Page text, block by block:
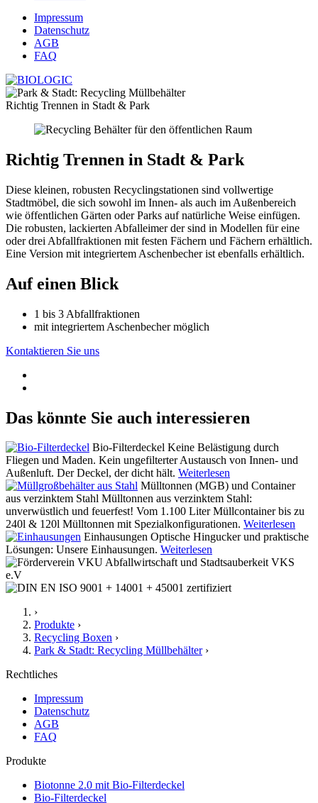
Impressum
Datenschutz
AGB
FAQ
Richtig Trennen in Stadt & Park
Richtig Trennen in Stadt & Park
Diese kleinen, robusten Recyclingstationen sind vollwertige
Stadtmöbel, die sich sowohl im Innen- als auch im Außenbereich
wie öffentlichen Gärten oder Parks auf natürliche Weise einfügen.
Die robusten, lackierten Abfalleimer der sind in Modellen für eine
oder drei Abfallfraktionen mit festen Fächern und Fächern erhältlich.
Eine Version mit integriertem Aschenbecher ist ebenfalls erhältlich.
Auf einen Blick
1 bis 3 Abfallfraktionen
mit integriertem Aschenbecher möglich
Kontaktieren Sie uns
Das könnte Sie auch interessieren
Bio-Filterdeckel Keine Belästigung durch
Fliegen und Maden. Kein ungefilterter Austausch von Innen- und
Außenluft. Der Deckel, der dicht hält. Weiterlesen
Mülltonnen (MGB) und Container
aus verzinktem Stahl Mülltonnen aus verzinktem Stahl:
unverwüstlich und feuerfest! Vom 1.100 Liter Müllcontainer bis zu
240l & 120l Mülltonnen mit Spezialkonfigurationen. Weiterlesen
Einhausungen Optische Hingucker und praktische
Lösungen: Unsere Einhausungen. Weiterlesen
›
Produkte ›
Recycling Boxen ›
Park & Stadt: Recycling Müllbehälter ›
Rechtliches
Impressum
Datenschutz
AGB
FAQ
Produkte
Biotonne 2.0 mit Bio-Filterdeckel
Bio-Filterdeckel